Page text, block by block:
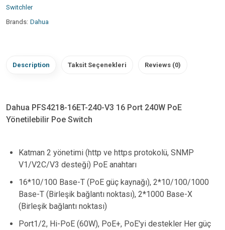
Switchler
Brands: Dahua
Description Taksit Seçenekleri Reviews (0)
Dahua PFS4218-16ET-240-V3 16 Port 240W PoE
Yönetilebilir Poe Switch
Katman 2 yönetimi (http ve https protokolü, SNMP
V1/V2C/V3 desteği) PoE anahtarı
16*10/100 Base-T (PoE güç kaynağı), 2*10/100/1000
Base-T (Birleşik bağlantı noktası), 2*1000 Base-X
(Birleşik bağlantı noktası)
Port1/2, Hi-PoE (60W), PoE+, PoE'yi destekler Her güç